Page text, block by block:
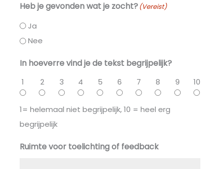
Heb je gevonden wat je zocht? (Vereist)
Ja
Nee
In hoeverre vind je de tekst begrijpelijk?
1 2 3 4 5 6 7 8 9 10
1= helemaal niet begrijpelijk, 10 = heel erg
begrijpelijk
Ruimte voor toelichting of feedback